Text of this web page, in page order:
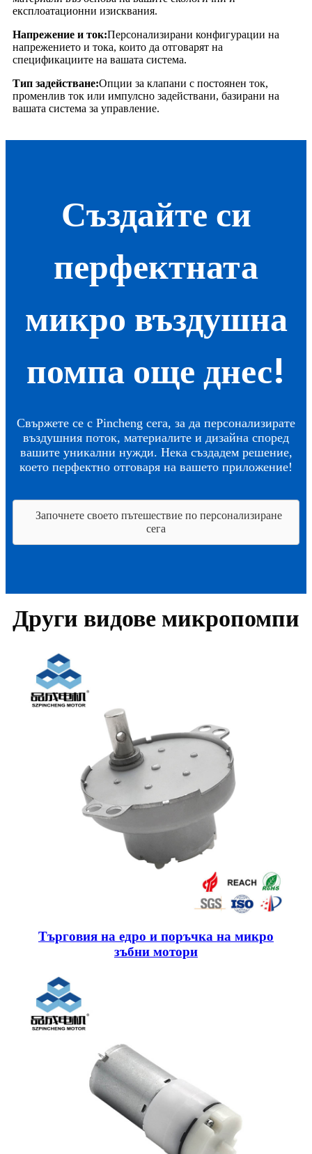
експлоатационни изисквания.
Напрежение и ток:Персонализирани конфигурации на
напрежението и тока, които да отговарят на
спецификациите на вашата система.
Тип задействане:Опции за клапани с постоянен ток,
променлив ток или импулсно задействани, базирани на
вашата система за управление.
Създайте си
перфектната
микро въздушна
помпа още днес!
Свържете се с Pincheng сега, за да персонализирате
въздушния поток, материалите и дизайна според
вашите уникални нужди. Нека създадем решение,
което перфектно отговаря на вашето приложение!
Започнете своето пътешествие по персонализиране
сега
Други видове микропомпи
Търговия на едро и поръчка на микро
зъбни мотори